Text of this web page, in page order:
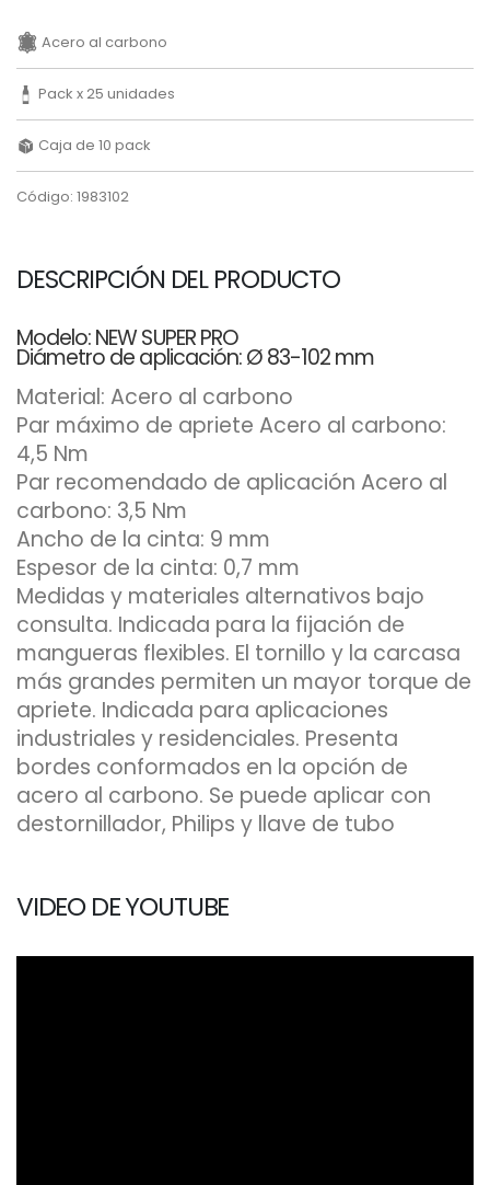
Acero al carbono
Pack x 25 unidades
Caja de 10 pack
Código: 1983102
DESCRIPCIÓN DEL PRODUCTO
Modelo: NEW SUPER PRO
Diámetro de aplicación: Ø 83-102 mm
Material: Acero al carbono
Par máximo de apriete Acero al carbono:
4,5 Nm
Par recomendado de aplicación Acero al
carbono: 3,5 Nm
Ancho de la cinta: 9 mm
Espesor de la cinta: 0,7 mm
Medidas y materiales alternativos bajo
consulta. Indicada para la fijación de
mangueras flexibles. El tornillo y la carcasa
más grandes permiten un mayor torque de
apriete. Indicada para aplicaciones
industriales y residenciales. Presenta
bordes conformados en la opción de
acero al carbono. Se puede aplicar con
destornillador, Philips y llave de tubo
VIDEO DE YOUTUBE